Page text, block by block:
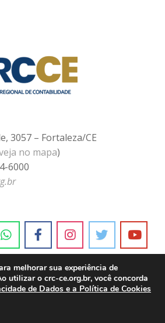
3057 – Fortaleza/CE
no mapa)
6000
melhorar sua experiência de
utilizar o crc-ce.org.br, você concorda
de Dados e a Política de Cookies